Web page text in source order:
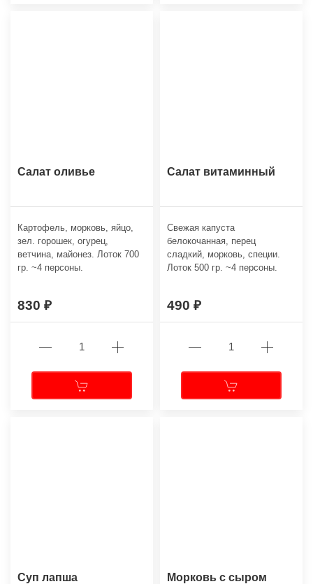
Салат оливье
Картофель, морковь, яйцо,
зел. горошек, огурец,
ветчина, майонез. Лоток 700
гр. ~4 персоны.
830
Салат витаминный
Свежая капуста
белокочанная, перец
сладкий, морковь, специи.
Лоток 500 гр. ~4 персоны.
490
Суп лапша Морковь с сыром